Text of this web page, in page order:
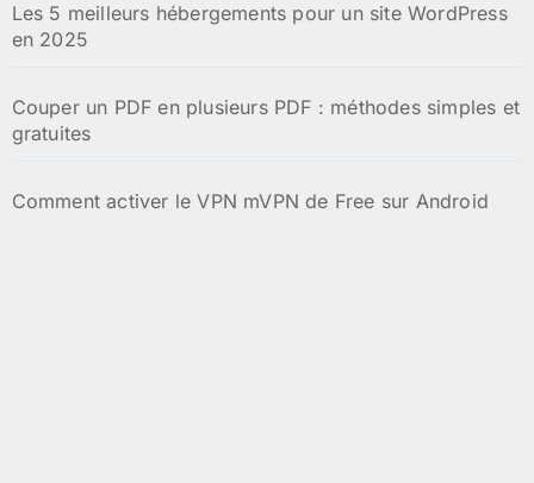
Les 5 meilleurs hébergements pour un site WordPress
en 2025
Couper un PDF en plusieurs PDF : méthodes simples et
gratuites
Comment activer le VPN mVPN de Free sur Android